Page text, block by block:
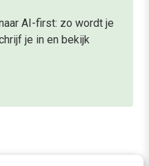
AI-first: zo wordt je
je in en bekijk